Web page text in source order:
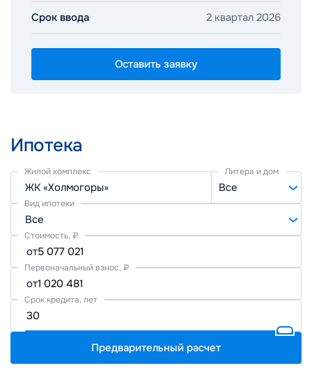
Срок ввода 2 квартал 2026
Оставить заявку
Ипотека
Жилой комплекс
ЖК «Холмогоры»
Литера и дом
Все
Вид ипотеки
Все
Стоимость, ₽
от
Первоначальный взнос, ₽
от
Срок кредита, лет
Предварительный расчет